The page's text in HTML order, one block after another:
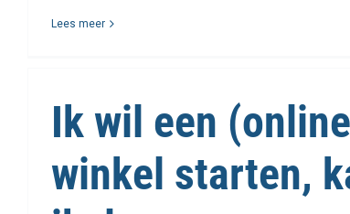
Lees meer
Ik wil een
winkel starten,